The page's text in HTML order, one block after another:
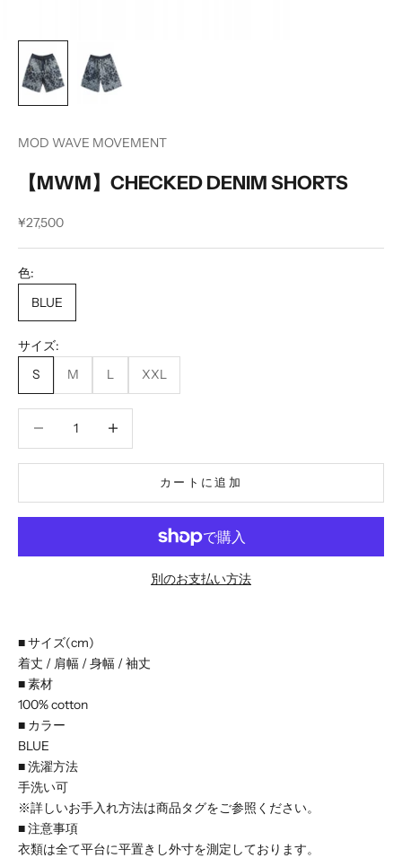
MOD WAVE MOVEMENT
【MWM】CHECKED DENIM SHORTS
セール価格
¥27,500
色:
BLUE
サイズ:
S
M L XXL
カートに追加
別のお支払い方法
■ サイズ(cm)
着丈 / 肩幅 / 身幅 / 袖丈
■ 素材
100% cotton
■ カラー
BLUE
■ 洗濯方法
手洗い可
※詳しいお手入れ方法は商品タグをご参照ください。
■ 注意事項
衣類は全て平台に平置きし外寸を測定しております。